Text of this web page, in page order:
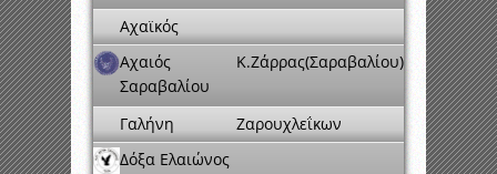
Αχαϊκός
Αχαιός
Σαραβαλίου
Κ.Ζάρρας(Σαραβαλίου)
Γαλήνη
Ζαρουχλεΐκων
Δόξα Ελαιώνος